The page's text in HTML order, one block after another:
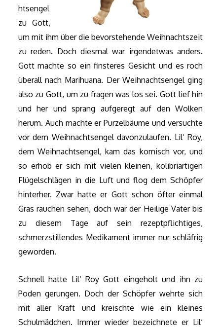
htsengel
zu Gott,
um mit ihm über die bevorstehende Weihnachtszeit
zu reden. Doch diesmal war irgendetwas anders.
Gott machte so ein finsteres Gesicht und es roch
überall nach Marihuana. Der Weihnachtsengel ging
also zu Gott, um zu fragen was los sei. Gott lief hin
und her und sprang aufgeregt auf den Wolken
herum. Auch machte er Purzelbäume und versuchte
vor dem Weihnachtsengel davonzulaufen. Lil‘ Roy,
dem Weihnachtsengel, kam das komisch vor, und
so erhob er sich mit vielen kleinen, kolibriartigen
Flügelschlägen in die Luft und flog dem Schöpfer
hinterher. Zwar hatte er Gott schon öfter einmal
Gras rauchen sehen, doch war der Heilige Vater bis
zu diesem Tage auf sein rezeptpflichtiges,
schmerzstillendes Medikament immer nur schläfrig
geworden.
Schnell hatte Lil‘ Roy Gott eingeholt und ihn zu
Poden gerungen. Doch der Schöpfer wehrte sich
mit aller Kraft und kreischte wie ein kleines
Schulmädchen. Immer wieder bezeichnete er Lil‘